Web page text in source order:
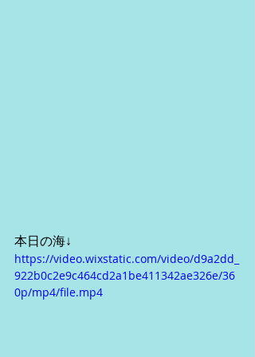
本日の海↓
https://video.wixstatic.com/video/d9a2dd_
922b0c2e9c464cd2a1be411342ae326e/36
0p/mp4/file.mp4